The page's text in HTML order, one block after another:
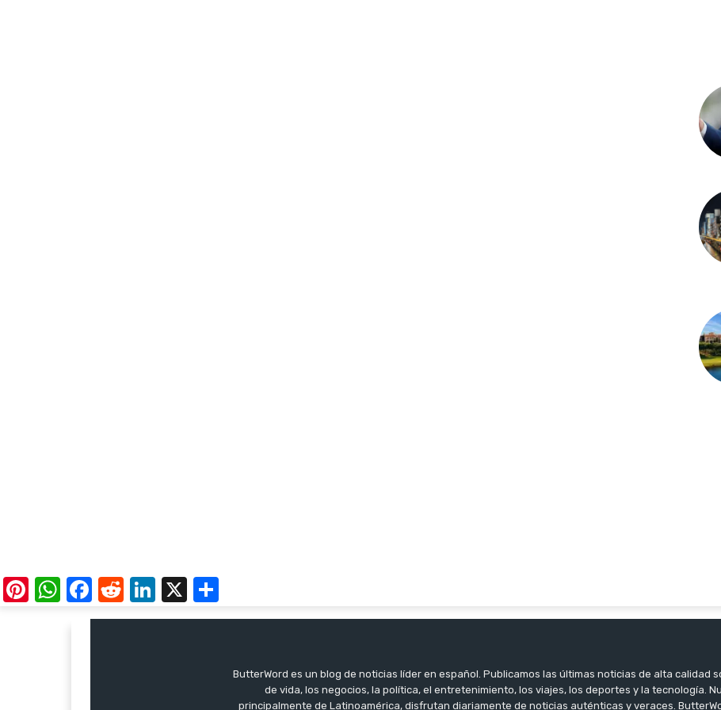
Pinterest
WhatsApp
Facebook
RedditLinkedIn
X
ButterWord es un blog de noticias líder en español. Publicamos las últimas noticias de alta calidad
de vida, los negocios, la política, el entretenimiento, los viajes, los deportes y la tecnología.
principalmente de Latinoamérica, disfrutan diariamente de noticias auténticas y veraces.